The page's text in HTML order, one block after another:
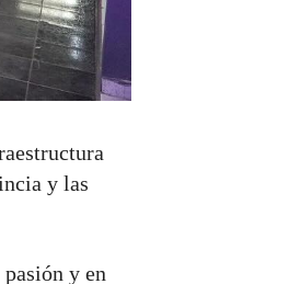
y las
y en